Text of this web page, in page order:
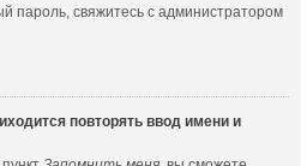
пароль, свяжитесь с администратором
повторять ввод имени и